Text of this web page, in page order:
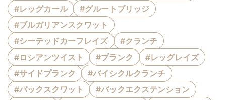
#レッグカール
#グルートブリッジ
#ブルガリアンスクワット
#シーテッドカーフレイズ
#クランチ
#ロシアンツイスト
#プランク
#レッグレイズ
#サイドプランク
#バイシクルクランチ
#バックスクワット
#バックエクステンション